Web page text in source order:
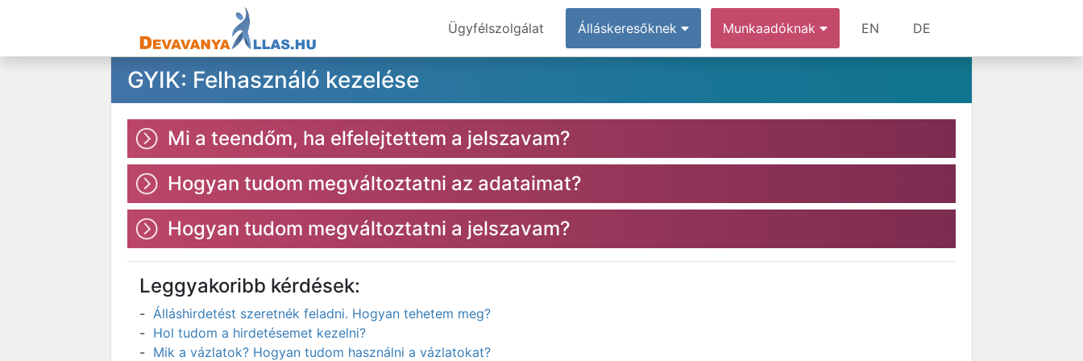
Ügyfélszolgálat Álláskeresőknek Munkaadóknak EN DE
GYIK: Felhasználó kezelése
Mi a teendőm, ha elfelejtettem a jelszavam?
Hogyan tudom megváltoztatni az adataimat?
Hogyan tudom megváltoztatni a jelszavam?
Leggyakoribb kérdések:
Álláshirdetést szeretnék feladni. Hogyan tehetem meg?
Hol tudom a hirdetésemet kezelni?
Mik a vázlatok? Hogyan tudom használni a vázlatokat?